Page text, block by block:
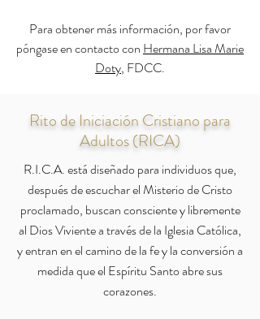
Para obtener más información, por favor
póngase en contacto con Hermana Lisa Marie
Doty, FDCC.
Rito de Iniciación Cristiano para
Adultos (RICA)
R.I.C.A. está diseñado para individuos que,
después de escuchar el Misterio de Cristo
proclamado, buscan consciente y libremente
al Dios Viviente a través de la Iglesia Católica,
y entran en el camino de la fe y la conversión a
medida que el Espíritu Santo abre sus
corazones.